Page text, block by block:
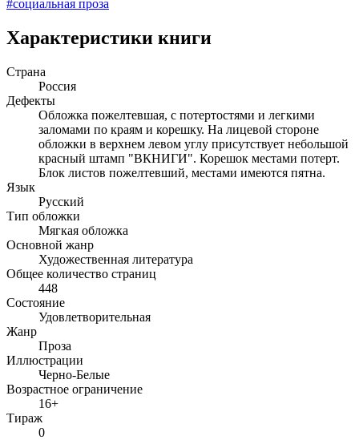
#социальная проза
Характеристики книги
Страна
Россия
Дефекты
Обложка пожелтевшая, с потертостями и легкими
заломами по краям и корешку. На лицевой стороне
обложки в верхнем левом углу присутствует небольшой
красный штамп "ВКНИГИ". Корешок местами потерт.
Блок листов пожелтевший, местами имеются пятна.
Язык
Русский
Тип обложки
Мягкая обложка
Основной жанр
Художественная литература
Общее количество страниц
448
Состояние
Удовлетворительная
Жанр
Проза
Иллюстрации
Черно-Белые
Возрастное ограничение
16+
Тираж
0